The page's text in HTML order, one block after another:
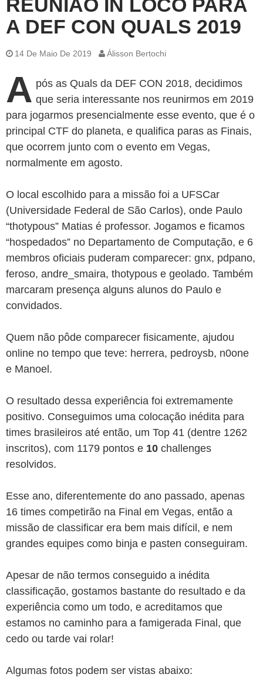
A DEF CON QUALS 2019
14 De Maio De 2019 Álisson Bertochi
A pós as Quals da DEF CON 2018, decidimos
que seria interessante nos reunirmos em 2019
para jogarmos presencialmente esse evento, que é o
principal CTF do planeta, e qualifica paras as Finais,
que ocorrem junto com o evento em Vegas,
normalmente em agosto.
O local escolhido para a missão foi a UFSCar
(Universidade Federal de São Carlos), onde Paulo
“thotypous” Matias é professor. Jogamos e ficamos
“hospedados” no Departamento de Computação, e 6
membros oficiais puderam comparecer: gnx, pdpano,
feroso, andre_smaira, thotypous e geolado. Também
marcaram presença alguns alunos do Paulo e
convidados.
Quem não pôde comparecer fisicamente, ajudou
online no tempo que teve: herrera, pedroysb, n0one
e Manoel.
O resultado dessa experiência foi extremamente
positivo. Conseguimos uma colocação inédita para
times brasileiros até então, um Top 41 (dentre 1262
inscritos), com 1179 pontos e 10 challenges
resolvidos.
Esse ano, diferentemente do ano passado, apenas
16 times competirão na Final em Vegas, então a
missão de classificar era bem mais difícil, e nem
grandes equipes como binja e pasten conseguiram.
Apesar de não termos conseguido a inédita
classificação, gostamos bastante do resultado e da
experiência como um todo, e acreditamos que
estamos no caminho para a famigerada Final, que
cedo ou tarde vai rolar!
Algumas fotos podem ser vistas abaixo: